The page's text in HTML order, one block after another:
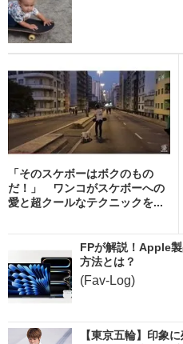
「そのスケボーはボクのもの
だ！」 ワンコがスケボーへの
愛と超クールなテクニックを...
FPが解説！Apple
方法とは？
(Fav-Log)
【東京五輪】印象